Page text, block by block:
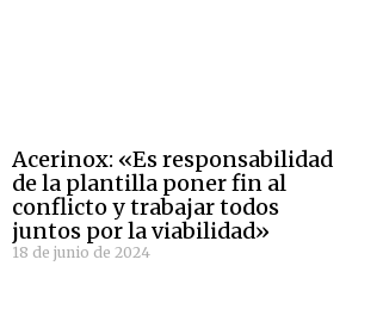
Acerinox: «Es responsabilidad
de la plantilla poner fin al
conflicto y trabajar todos
juntos por la viabilidad»
18 de junio de 2024